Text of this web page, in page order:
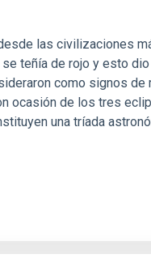
las civilizaciones
teñía de rojo y esto
como signos de
ocasión de los tres
una tríada